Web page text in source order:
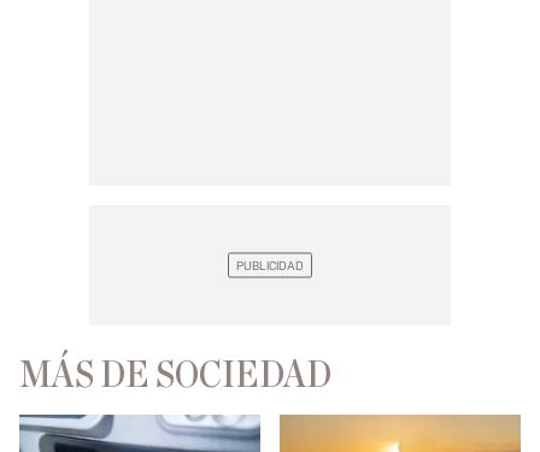
MÁS DE SOCIEDAD